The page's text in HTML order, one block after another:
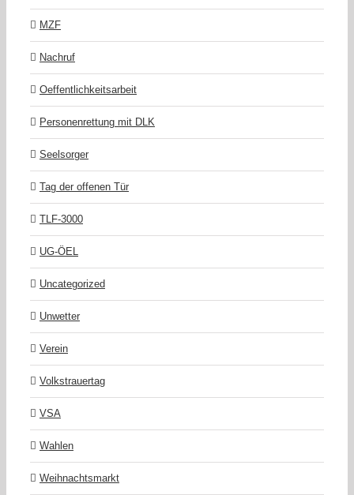
MZF
Nachruf
Oeffentlichkeitsarbeit
Personenrettung mit DLK
Seelsorger
Tag der offenen Tür
TLF-3000
UG-ÖEL
Uncategorized
Unwetter
Verein
Volkstrauertag
VSA
Wahlen
Weihnachtsmarkt